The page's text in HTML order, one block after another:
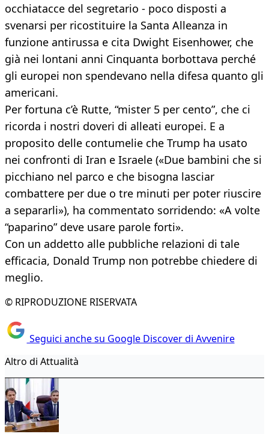
occhiatacce del segretario - poco disposti a
svenarsi per ricostituire la Santa Alleanza in
funzione antirussa e cita Dwight Eisenhower, che
già nei lontani anni Cinquanta borbottava perché
gli europei non spendevano nella difesa quanto gli
americani.
Per fortuna c’è Rutte, “mister 5 per cento”, che ci
ricorda i nostri doveri di alleati europei. E a
proposito delle contumelie che Trump ha usato
nei confronti di Iran e Israele («Due bambini che si
picchiano nel parco e che bisogna lasciar
combattere per due o tre minuti per poter riuscire
a separarli»), ha commentato sorridendo: «A volte
“paparino” deve usare parole forti».
Con un addetto alle pubbliche relazioni di tale
efficacia, Donald Trump non potrebbe chiedere di
meglio.
© RIPRODUZIONE RISERVATA
Seguici anche su Google Discover di Avvenire
Altro di Attualità